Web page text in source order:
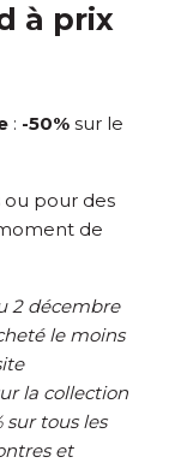
à prix
: -50% sur le
ou pour des
de
2 décembre
le moins
la collection
sur tous les
et